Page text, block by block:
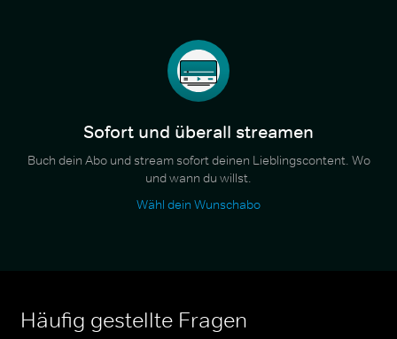
Sofort und überall streamen
Buch dein Abo und stream sofort deinen Lieblingscontent. Wo
und wann du willst.
Wähl dein Wunschabo
Häufig gestellte Fragen